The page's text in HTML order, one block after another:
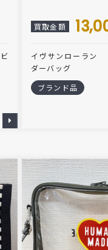
買取金額
イヴサンローラン
ダーバッグ
ブランド品